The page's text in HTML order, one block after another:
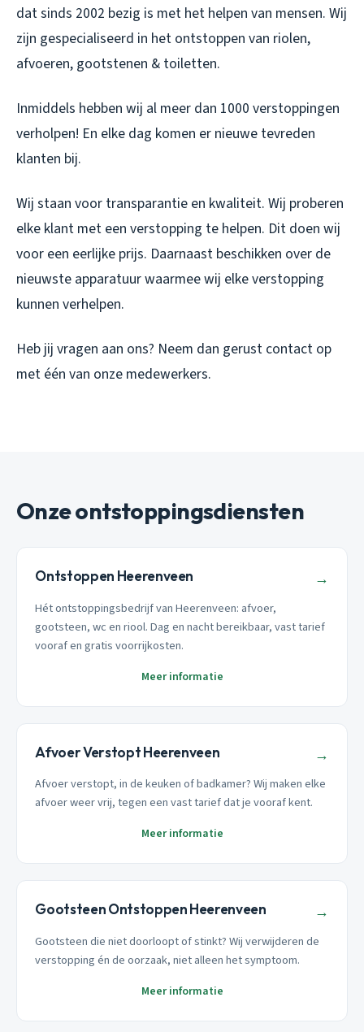
dat sinds 2002 bezig is met het helpen van mensen. Wij
zijn gespecialiseerd in het ontstoppen van riolen,
afvoeren, gootstenen & toiletten.
Inmiddels hebben wij al meer dan 1000 verstoppingen
verholpen! En elke dag komen er nieuwe tevreden
klanten bij.
Wij staan voor transparantie en kwaliteit. Wij proberen
elke klant met een verstopping te helpen. Dit doen wij
voor een eerlijke prijs. Daarnaast beschikken over de
nieuwste apparatuur waarmee wij elke verstopping
kunnen verhelpen.
Heb jij vragen aan ons? Neem dan gerust contact op
met één van onze medewerkers.
Onze ontstoppingsdiensten
Ontstoppen Heerenveen →
Hét ontstoppingsbedrijf van Heerenveen: afvoer,
gootsteen, wc en riool. Dag en nacht bereikbaar, vast tarief
vooraf en gratis voorrijkosten.
Meer informatie
Afvoer Verstopt Heerenveen →
Afvoer verstopt, in de keuken of badkamer? Wij maken elke
afvoer weer vrij, tegen een vast tarief dat je vooraf kent.
Meer informatie
Gootsteen Ontstoppen Heerenveen →
Gootsteen die niet doorloopt of stinkt? Wij verwijderen de
verstopping én de oorzaak, niet alleen het symptoom.
Meer informatie